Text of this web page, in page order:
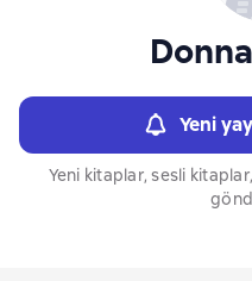
Yeni
Yeni kitaplar, sesli